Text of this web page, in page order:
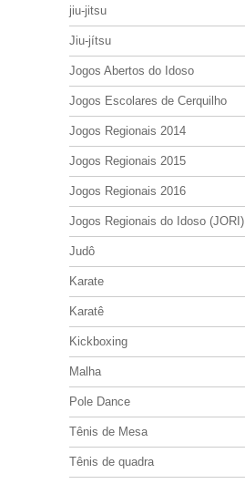
jiu-jitsu
Jiu-jítsu
Jogos Abertos do Idoso
Jogos Escolares de Cerquilho
Jogos Regionais 2014
Jogos Regionais 2015
Jogos Regionais 2016
Jogos Regionais do Idoso (JORI)
Judô
Karate
Karatê
Kickboxing
Malha
Pole Dance
Tênis de Mesa
Tênis de quadra